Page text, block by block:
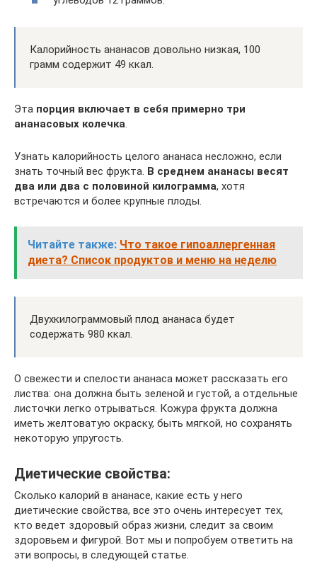
Калорийность ананасов довольно низкая, 100
грамм содержит 49 ккал.
Эта порция включает в себя примерно три
ананасовых колечка
Узнать калорийность целого ананаса несложно, если
знать точный вес фрукта. В среднем ананасы весят
два или два с половиной килограмма, хотя
встречаются и более крупные плоды.
Читайте также: Что такое гипоаллергенная
диета? Список продуктов и меню на неделю
Двухкилограммовый плод ананаса будет
содержать 980 ккал.
О свежести и спелости ананаса может рассказать его
листва: она должна быть зеленой и густой, а отдельные
листочки легко отрываться. Кожура фрукта должна
иметь желтоватую окраску, быть мягкой, но сохранять
некоторую упругость.
Диетические свойства:
Сколько калорий в ананасе, какие есть у него
диетические свойства, все это очень интересует тех,
кто ведет здоровый образ жизни, следит за своим
здоровьем и фигурой. Вот мы и попробуем ответить на
эти вопросы, в следующей статье.